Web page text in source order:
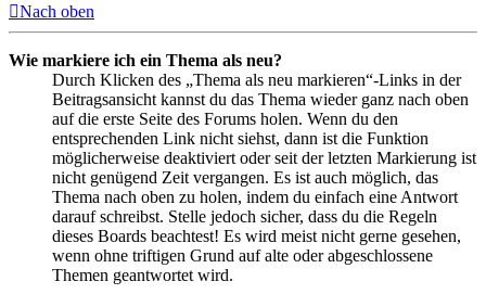
Nach oben
Wie markiere ich ein Thema als neu?
Durch Klicken des „Thema als neu markieren“-Links in der
Beitragsansicht kannst du das Thema wieder ganz nach oben
auf die erste Seite des Forums holen. Wenn du den
entsprechenden Link nicht siehst, dann ist die Funktion
möglicherweise deaktiviert oder seit der letzten Markierung ist
nicht genügend Zeit vergangen. Es ist auch möglich, das
Thema nach oben zu holen, indem du einfach eine Antwort
darauf schreibst. Stelle jedoch sicher, dass du die Regeln
dieses Boards beachtest! Es wird meist nicht gerne gesehen,
wenn ohne triftigen Grund auf alte oder abgeschlossene
Themen geantwortet wird.